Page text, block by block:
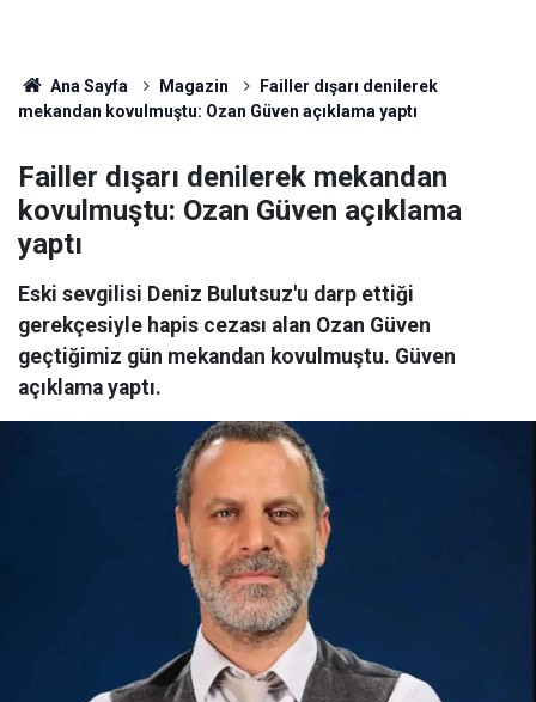
Ana Sayfa Magazin
Failler dışarı denilerek
mekandan kovulmuştu: Ozan Güven açıklama yaptı
Failler dışarı denilerek mekandan
kovulmuştu: Ozan Güven açıklama
yaptı
Eski sevgilisi Deniz Bulutsuz'u darp ettiği
gerekçesiyle hapis cezası alan Ozan Güven
geçtiğimiz gün mekandan kovulmuştu. Güven
açıklama yaptı.